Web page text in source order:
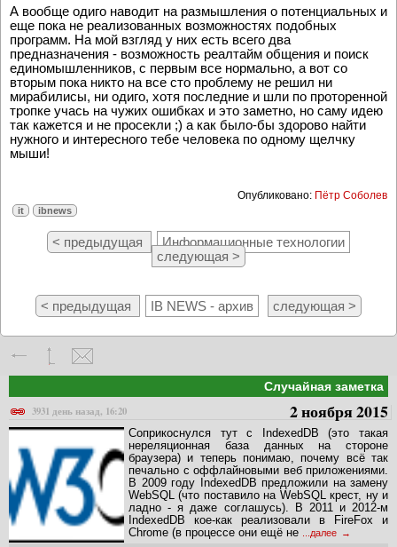
А вообще одиго наводит на размышления о потенциальных и
еще пока не реализованных возможностях подобных
программ. На мой взгляд у них есть всего два
предназначения - возможность реалтайм общения и поиск
единомышленников, с первым все нормально, а вот со
вторым пока никто на все сто проблему не решил ни
мирабилисы, ни одиго, хотя последние и шли по проторенной
тропке учась на чужих ошибках и это заметно, но саму идею
так кажется и не просекли ;) а как было-бы здорово найти
нужного и интересного тебе человека по одному щелчку
мыши!
Опубликовано: Пётр Соболев
it ibnews
< предыдущая
Информационные технологии
следующая >
< предыдущая IB NEWS - архив следующая >
Случайная заметка
3931 день назад, 16:20
2 ноября 2015
Соприкоснулся тут с IndexedDB (это такая
нереляционная база данных на стороне
браузера) и теперь понимаю, почему всё так
печально с оффлайновыми веб приложениями.
В 2009 году IndexedDB предложили на замену
WebSQL (что поставило на WebSQL крест, ну и
ладно - я даже соглашусь). В 2011 и 2012-м
IndexedDB кое-как реализовали в FireFox и
Chrome (в процессе они ещё не
...далее